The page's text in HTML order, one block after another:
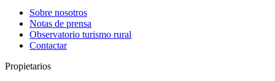
Sobre nosotros
Notas de prensa
Observatorio turismo rural
Contactar
Propietarios